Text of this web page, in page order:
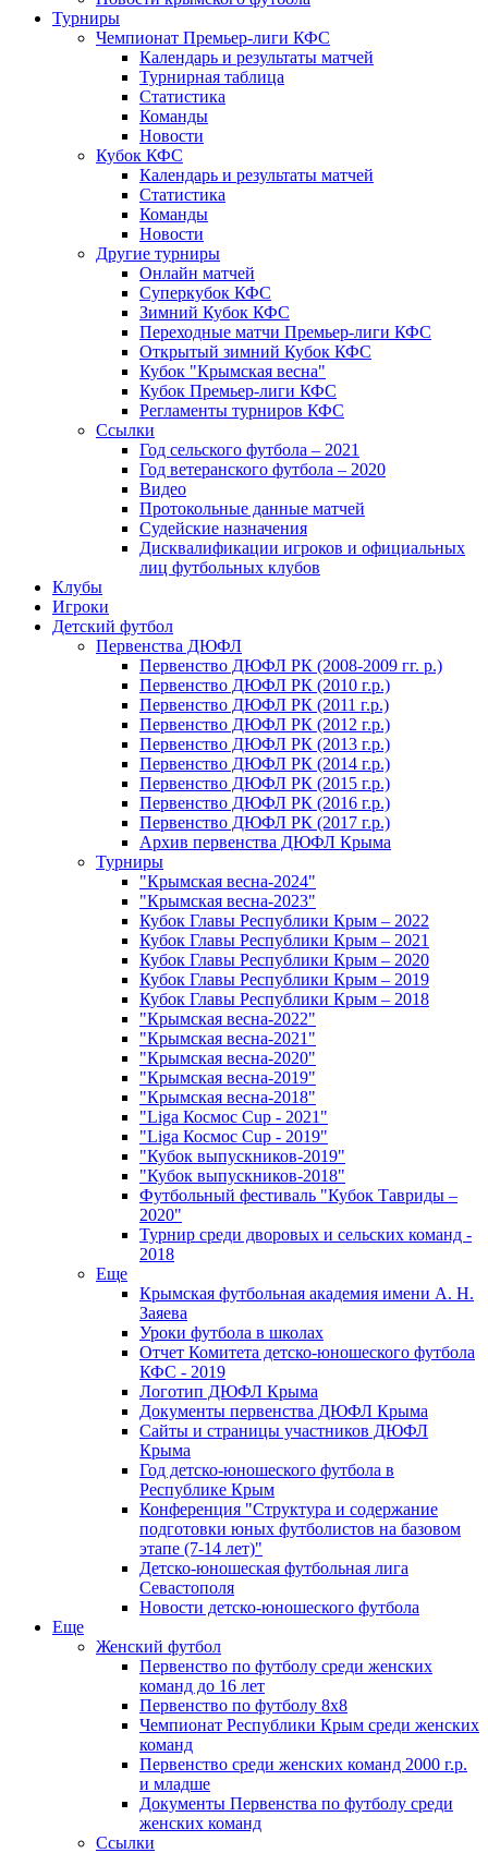
Турниры
Чемпионат Премьер-лиги КФС
Календарь и результаты матчей
Турнирная таблица
Статистика
Команды
Новости
Кубок КФС
Календарь и результаты матчей
Статистика
Команды
Новости
Другие турниры
Онлайн матчей
Суперкубок КФС
Зимний Кубок КФС
Переходные матчи Премьер-лиги КФС
Открытый зимний Кубок КФС
Кубок "Крымская весна"
Кубок Премьер-лиги КФС
Регламенты турниров КФС
Ссылки
Год сельского футбола – 2021
Год ветеранского футбола – 2020
Видео
Протокольные данные матчей
Судейские назначения
Дисквалификации игроков и официальных
лиц футбольных клубов
Клубы
Игроки
Детский футбол
Первенства ДЮФЛ
Первенство ДЮФЛ РК (2008-2009 гг. р.)
Первенство ДЮФЛ РК (2010 г.р.)
Первенство ДЮФЛ РК (2011 г.р.)
Первенство ДЮФЛ РК (2012 г.р.)
Первенство ДЮФЛ РК (2013 г.р.)
Первенство ДЮФЛ РК (2014 г.р.)
Первенство ДЮФЛ РК (2015 г.р.)
Первенство ДЮФЛ РК (2016 г.р.)
Первенство ДЮФЛ РК (2017 г.р.)
Архив первенства ДЮФЛ Крыма
Турниры
"Крымская весна-2024"
"Крымская весна-2023"
Кубок Главы Республики Крым – 2022
Кубок Главы Республики Крым – 2021
Кубок Главы Республики Крым – 2020
Кубок Главы Республики Крым – 2019
Кубок Главы Республики Крым – 2018
"Крымская весна-2022"
"Крымская весна-2021"
"Крымская весна-2020"
"Крымская весна-2019"
"Крымская весна-2018"
"Liga Космос Cup - 2021"
"Liga Космос Cup - 2019"
"Кубок выпускников-2019"
"Кубок выпускников-2018"
Футбольный фестиваль "Кубок Тавриды –
2020"
Турнир среди дворовых и сельских команд -
2018
Еще
Крымская футбольная академия имени А. Н.
Заяева
Уроки футбола в школах
Отчет Комитета детско-юношеского футбола
КФС - 2019
Логотип ДЮФЛ Крыма
Документы первенства ДЮФЛ Крыма
Сайты и страницы участников ДЮФЛ
Крыма
Год детско-юношеского футбола в
Республике Крым
Конференция "Структура и содержание
подготовки юных футболистов на базовом
этапе (7-14 лет)"
Детско-юношеская футбольная лига
Севастополя
Новости детско-юношеского футбола
Еще
Женский футбол
Первенство по футболу среди женских
команд до 16 лет
Первенство по футболу 8х8
Чемпионат Республики Крым среди женских
команд
Первенство среди женских команд 2000 г.р.
и младше
Документы Первенства по футболу среди
женских команд
Ссылки